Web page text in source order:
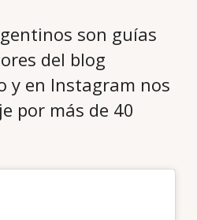
son guías
del blog
y en Instagram nos
por más de 40